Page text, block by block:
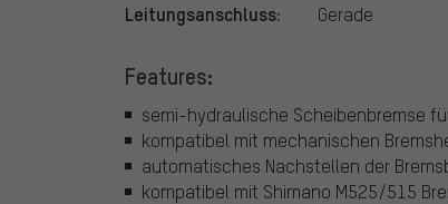
Leitungsanschluss: Gerade
Features:
semi-hydraulische Scheibenbremse
kompatibel mit mechanischen
automatisches Nachstellen der
kompatibel mit Shimano M525/515